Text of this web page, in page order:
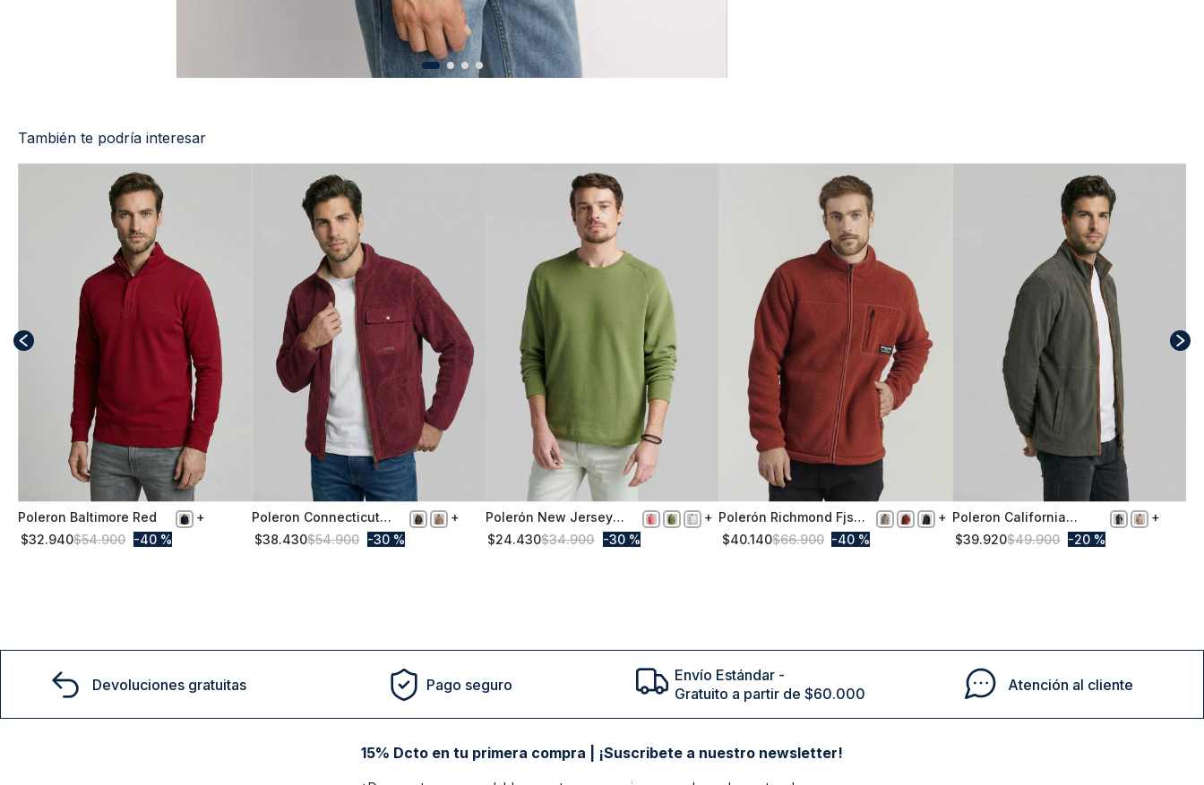
También te podría interesar
S
Poleron Baltimore Red
$32.940$54.900 40 %
L
Poleron Connecticut
Burgundy
$38.430$54.900 30 %
XL
Polerón New Jersey
Military
$24.430$34.900 30 %
M
Polerón Richmond Fjs
Brick
$40.140$66.900 40 %
L
Poleron California
Military
$39.920$49.900 20 %
Devoluciones gratuitas Pago seguro
Envío Estándar -
Gratuito a partir de $60.000
Atención al cliente
15% Dcto en tu primera compra | ¡Suscribete a nuestro newsletter!